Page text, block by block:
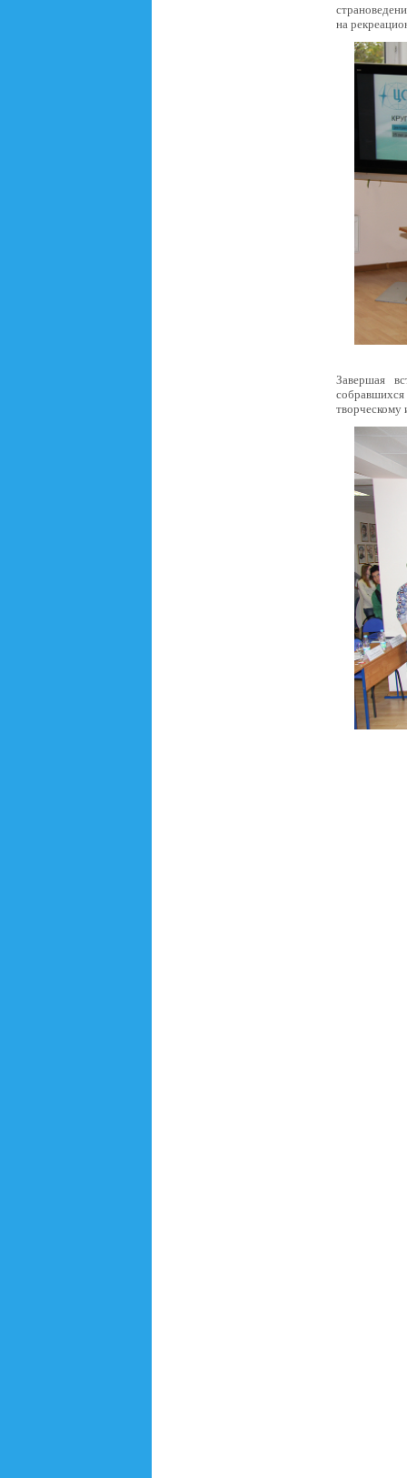
на
Завершая
собравшихся
творческому